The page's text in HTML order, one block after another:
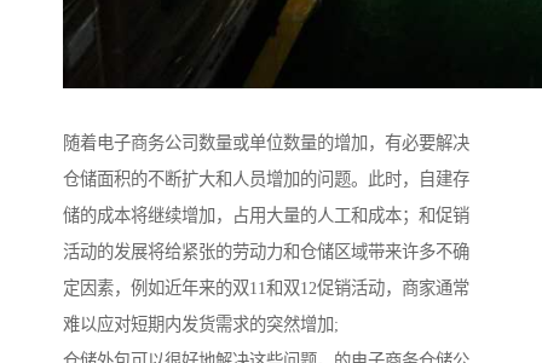
随着电子商务公司数量或单位数量的增加，有必要解决
仓储面积的不断扩大和人员增加的问题。此时，自建存
储的成本将继续增加，占用大量的人工和成本；和促销
活动的发展将给紧张的劳动力和仓储区域带来许多不确
定因素，例如近年来的双11和双12促销活动，商家通常
难以应对短期内发货需求的突然增加;